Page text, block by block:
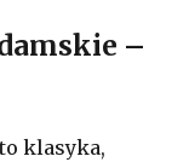
–
to klasyka,